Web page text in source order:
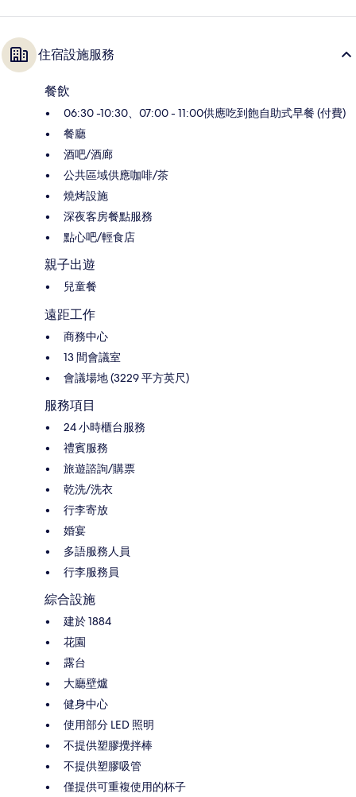
住宿設施服務
餐飲
06:30 -10:30、07:00 - 11:00供應吃到飽自助式早餐 (付費)
餐廳
酒吧/酒廊
公共區域供應咖啡/茶
燒烤設施
深夜客房餐點服務
點心吧/輕食店
親子出遊
兒童餐
遠距工作
商務中心
13 間會議室
會議場地 (3229 平方英尺)
服務項目
24 小時櫃台服務
禮賓服務
旅遊諮詢/購票
乾洗/洗衣
行李寄放
婚宴
多語服務人員
行李服務員
綜合設施
建於 1884
花園
露台
大廳壁爐
健身中心
使用部分 LED 照明
不提供塑膠攪拌棒
不提供塑膠吸管
僅提供可重複使用的杯子